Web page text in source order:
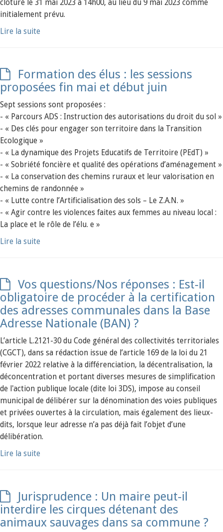
clôturé le 31 mai 2023 à 14h00, au lieu du 9 mai 2023 comme
initialement prévu.
Lire la suite
Formation des élus : les sessions
proposées fin mai et début juin
Sept sessions sont proposées :
- « Parcours ADS : Instruction des autorisations du droit du sol »
- « Des clés pour engager son territoire dans la Transition
Ecologique »
- « La dynamique des Projets Educatifs de Territoire (PEdT) »
- « Sobriété foncière et qualité des opérations d’aménagement »
- « La conservation des chemins ruraux et leur valorisation en
chemins de randonnée »
- « Lutte contre l’Artificialisation des sols – Le Z.A.N. »
- « Agir contre les violences faites aux femmes au niveau local :
La place et le rôle de l’élu. e »
Lire la suite
Vos questions/Nos réponses : Est-il
obligatoire de procéder à la certification
des adresses communales dans la Base
Adresse Nationale (BAN) ?
L’article L.2121-30 du Code général des collectivités territoriales
(CGCT), dans sa rédaction issue de l’article 169 de la loi du 21
février 2022 relative à la différenciation, la décentralisation, la
déconcentration et portant diverses mesures de simplification
de l'action publique locale (dite loi 3DS), impose au conseil
municipal de délibérer sur la dénomination des voies publiques
et privées ouvertes à la circulation, mais également des lieux-
dits, lorsque leur adresse n’a pas déjà fait l’objet d’une
délibération.
Lire la suite
Jurisprudence : Un maire peut-il
interdire les cirques détenant des
animaux sauvages dans sa commune ?